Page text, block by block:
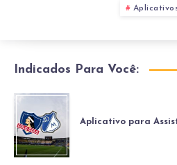
Indicados Para Você:
Aplicativo para